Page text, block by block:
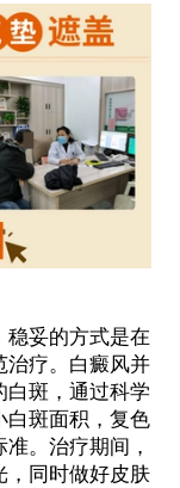
妥的方式是在
治疗。白癜风并
白斑，通过科学
白斑面积，复色
。治疗期间，
，同时做好皮肤